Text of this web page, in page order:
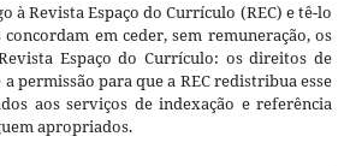
à Revista Espaço do Currículo (REC) e tê-lo
em ceder, sem remuneração, os
Espaço do Currículo: os direitos de
permissão para que a REC redistribua esse
aos serviços de indexação e referência
apropriados.